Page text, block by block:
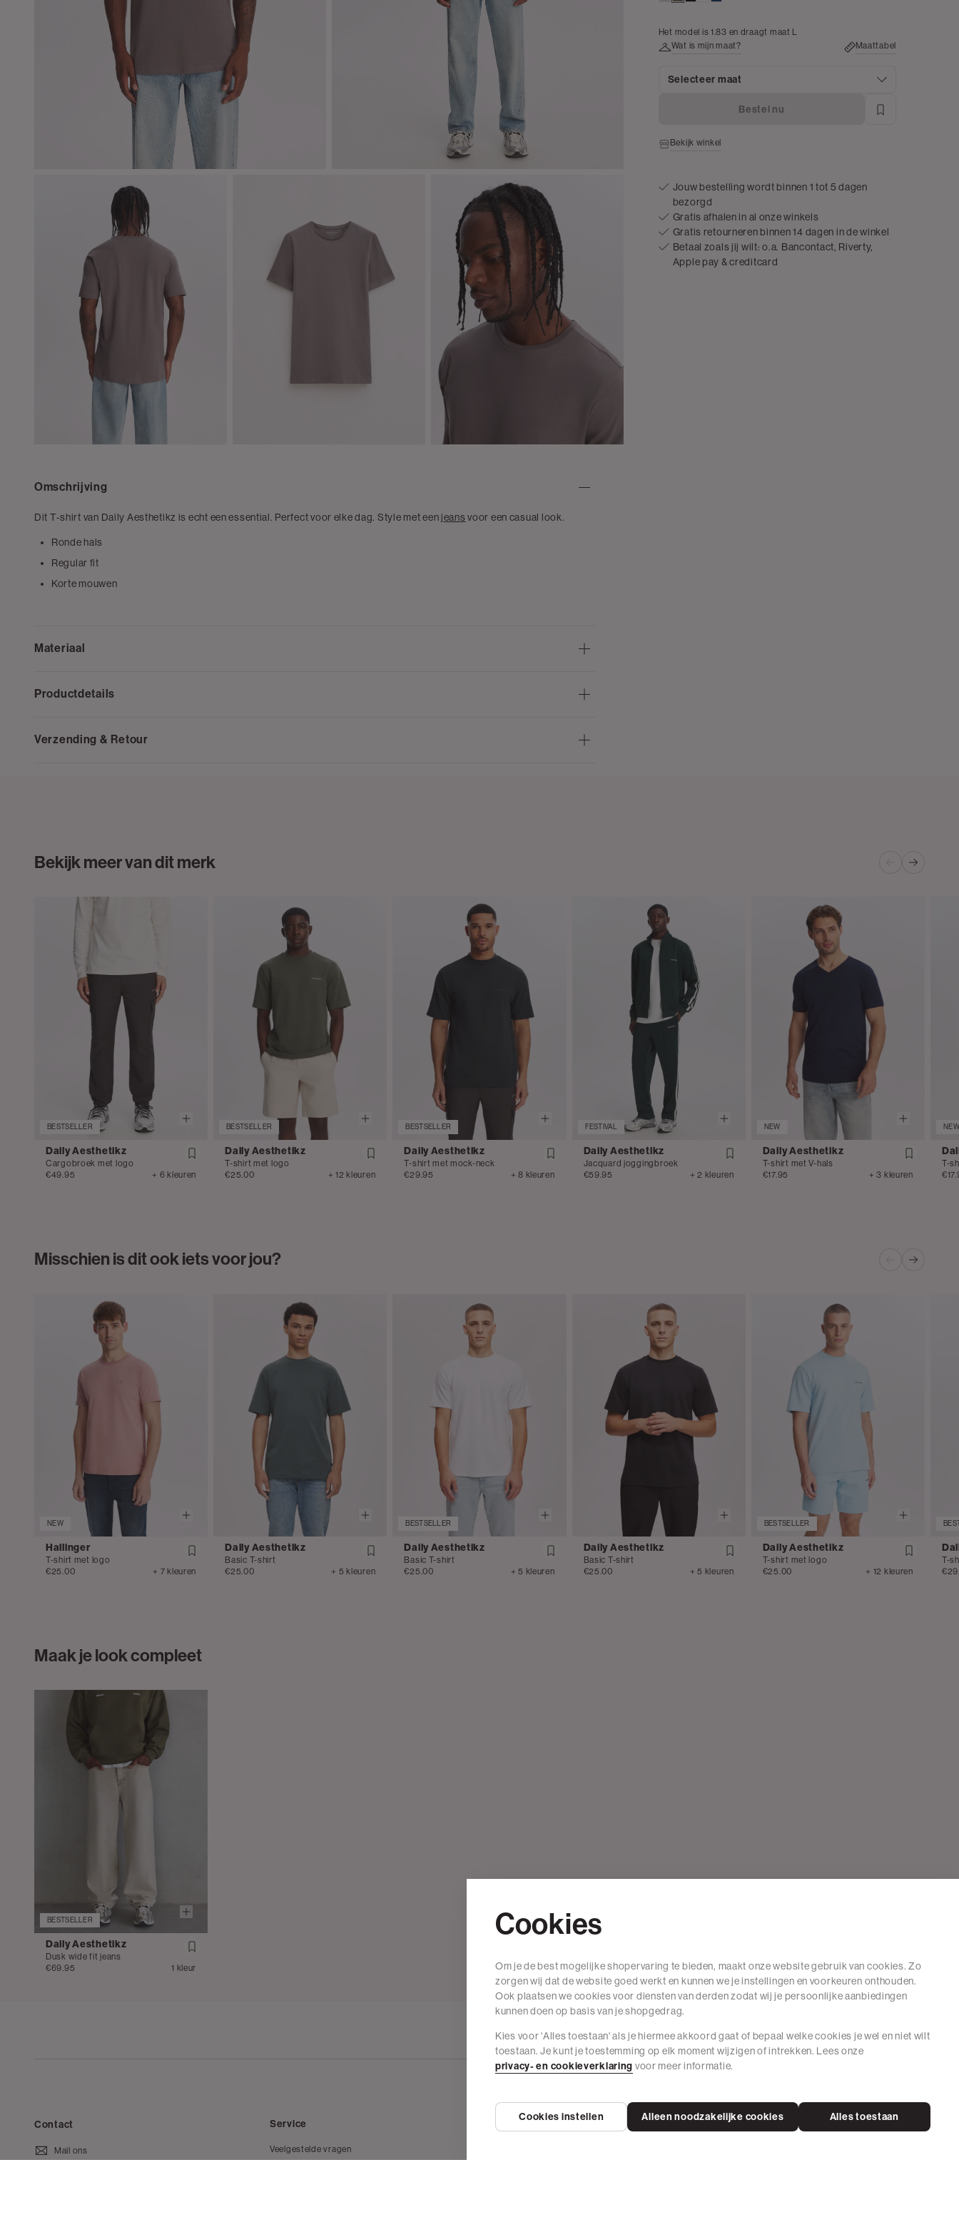
Het model is 1.83 en draagt maat L
Wat is mijn maat?
Maattabel
Selecteer maat
Bestel nu
Bekijk winkel
Jouw bestelling wordt binnen 1 tot 5 dagen
bezorgd
Gratis afhalen in al onze winkels
Gratis retourneren binnen 14 dagen in de winkel
Betaal zoals jij wilt: o.a. Bancontact, Riverty,
Apple pay & creditcard
Omschrijving
Dit T-shirt van Daily Aesthetikz is echt een essential. Perfect voor elke dag. Style met een jeansvoor een casual look.
Ronde hals
Regular fit
Korte mouwen
Materiaal
Productdetails
Verzending & Retour
Bekijk meer van dit merk
BESTSELLER
Daily Aesthetikz
Cargobroek met logo
€49.95
+ 6 kleuren
BESTSELLER
Daily Aesthetikz
T-shirt met logo
€25.00
+ 12 kleuren
BESTSELLER
Daily Aesthetikz
T-shirt met mock-neck
€29.95
+ 8 kleuren
FESTIVAL
Daily Aesthetikz
Jacquard joggingbroek
€59.95
+ 2 kleuren
NEW
Daily Aesthetikz
T-shirt met V-hals
€17.95
+ 3 kleuren
NEW
T-
Misschien is dit ook iets voor jou?
NEW
Hallinger
T-shirt met logo
€25.00
+ 7 kleuren
Daily Aesthetikz
Basic T-shirt
€25.00
+ 5 kleuren
BESTSELLER
Daily Aesthetikz
Basic T-shirt
€25.00
+ 5 kleuren
Daily Aesthetikz
Basic T-shirt
€25.00
+ 5 kleuren
BESTSELLER
Daily Aesthetikz
T-shirt met logo
€25.00
+ 12 kleuren
T-
Maak je look compleet
BESTSELLER
Daily Aesthetikz
Dusk wide fit jeans
€69.95
1 kleur
Contact
Mail ons
Service
Veelgestelde vragen
Wij zijn The Sting
Cookies
Om je de best mogelijke shopervaring te bieden, maakt onze website gebruik van cookies. Zo
zorgen wij dat de website goed werkt en kunnen we je instellingen en voorkeuren onthouden.
Ook plaatsen we cookies voor diensten van derden zodat wij je persoonlijke aanbiedingen
kunnen doen op basis van je shopgedrag.
Kies voor 'Alles toestaan' als je hiermee akkoord gaat of bepaal welke cookies je wel en niet wilt
toestaan. Je kunt je toestemming op elk moment wijzigen of intrekken. Lees onze
privacy- en cookieverklaring voor meer informatie.
Alles toestaan
Alleen noodzakelijke cookies
Cookies instellen